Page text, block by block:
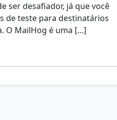
ser desafiador, já que você
de teste para destinatários
O MailHog é uma […]